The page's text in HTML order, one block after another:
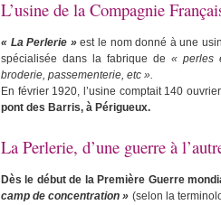
L’usine de la Compagnie
« La Perlerie »est le nom donné à une
spécialisée dans la fabrique de « perles
broderie, passementerie, etc ».
En février 1920, l’usine comptait 140
pont des Barris, à Périgueux.
La Perlerie, d’une guerre à
Dès le début de la Première Guerre
camp de concentration » (selon la